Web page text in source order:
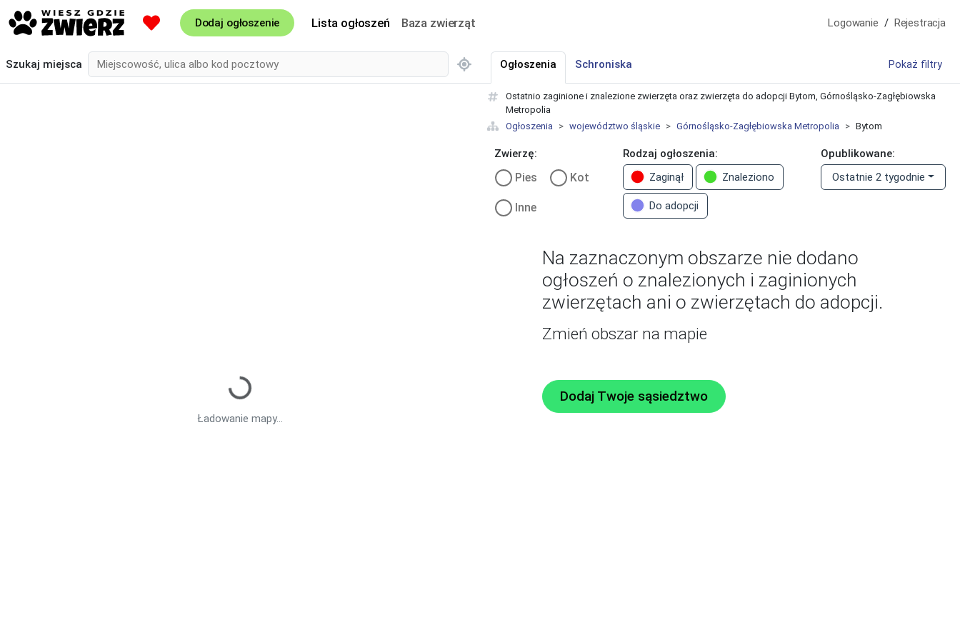
Ostatnio zaginione i znalezione zwierzęta oraz zwierzęta do adopcji Bytom, Górnośląsko-Zagłębiowska
Metropolia
Bytom
Górnośląsko-Zagłębiowska Metropolia
województwo śląskie
Ogłoszenia
Zwierzę:
Pies Kot
Inne
Rodzaj ogłoszenia:
Zaginął
Znaleziono
Do adopcji
Opublikowane:
Ostatnie 2 tygodnie
Na zaznaczonym obszarze nie dodano
ogłoszeń o znalezionych i zaginionych
zwierzętach ani o zwierzętach do adopcji.
Zmień obszar na mapie
Dodaj Twoje sąsiedztwo
Ogłoszenia Schroniska Pokaż filtry
Szukaj miejsca
Ładowanie mapy...
Dodaj ogłoszenie Lista ogłoszeń Baza zwierząt Logowanie Rejestracja